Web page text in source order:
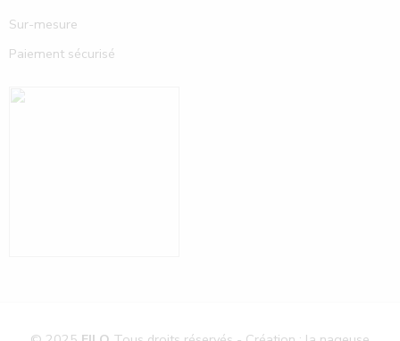
Sur-mesure
Paiement sécurisé